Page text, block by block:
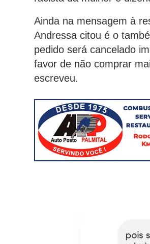
Ainda na mensagem à
Andressa citou é o
pedido será cancelado
favor de não comprar
escreveu.